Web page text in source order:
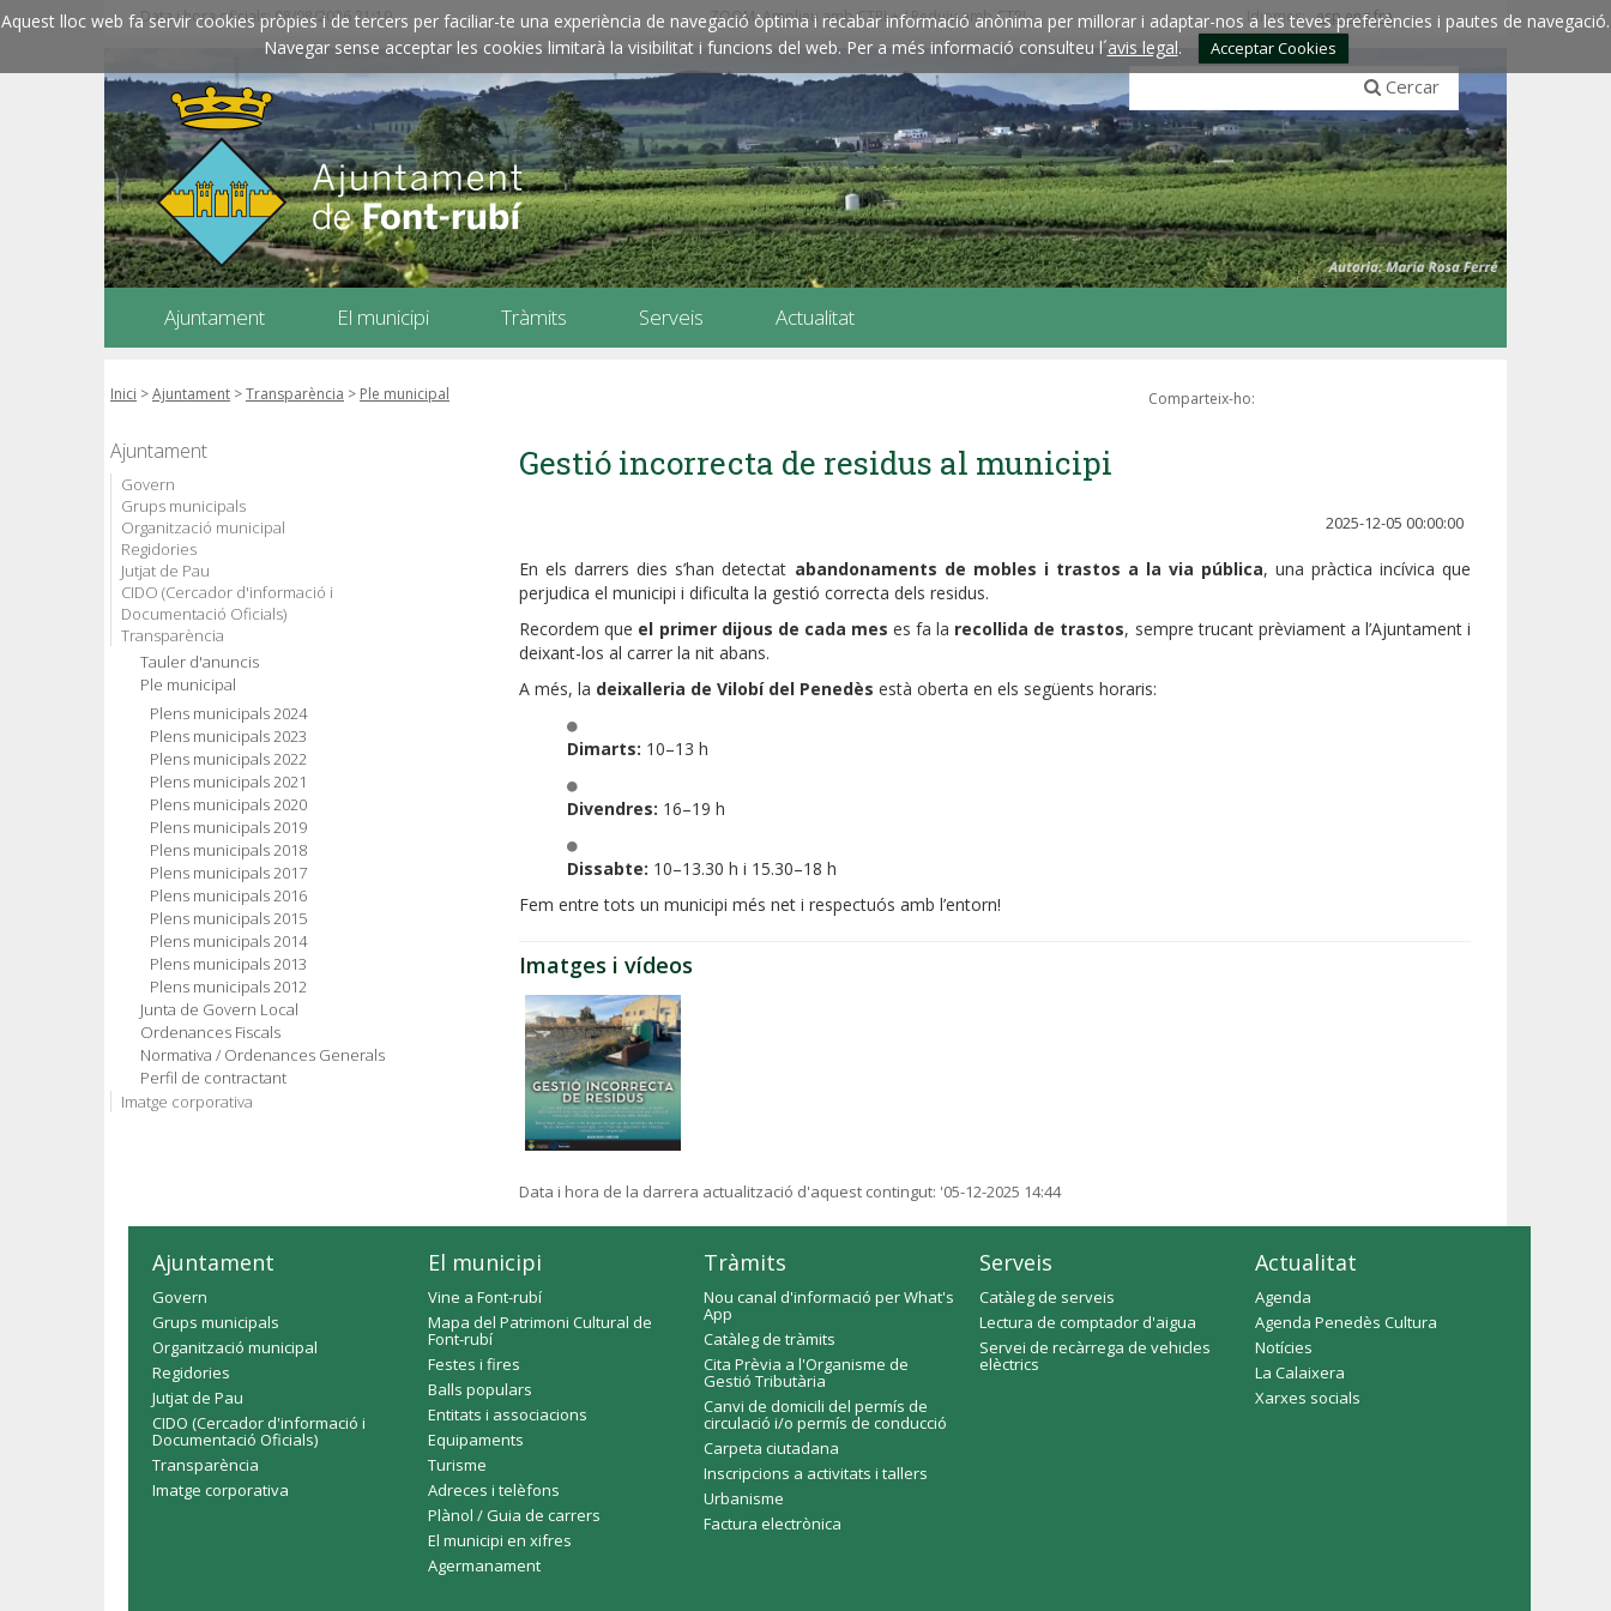
Aquest lloc web fa servir cookies pròpies i de tercers per faciliar-te una experiència de navegació òptima i recabar informació anònima per millorar i adaptar-nos a les teves preferències i pautes de navegació.
Navegar sense acceptar les cookies limitarà la visibilitat i funcions del web. Per a més informació consulteu l´avis legal. Acceptar Cookies
Data i hora oficials: 08/08/2026 21:19 ZOOM: Amplieu amb CTRL+ / Reduïu amb CTRL- Idiomes:esp engfra
Cercar
Ajuntament El municipi Tràmits Serveis Actualitat
Inici >Ajuntament >Transparència > Ple municipal Comparteix-ho:
Ajuntament
Govern
Grups municipals
Organització municipal
Regidories
Jutjat de Pau
CIDO (Cercador d'informació i
Documentació Oficials)
Transparència
Tauler d'anuncis
Ple municipal
Plens municipals 2024
Plens municipals 2023
Plens municipals 2022
Plens municipals 2021
Plens municipals 2020
Plens municipals 2019
Plens municipals 2018
Plens municipals 2017
Plens municipals 2016
Plens municipals 2015
Plens municipals 2014
Plens municipals 2013
Plens municipals 2012
Junta de Govern Local
Ordenances Fiscals
Normativa / Ordenances Generals
Perfil de contractant
Imatge corporativa
Gestió incorrecta de residus al municipi
2025-12-05 00:00:00
En els darrers dies s’han detectat abandonaments de mobles i trastos a la via pública, una pràctica incívica que
perjudica el municipi i dificulta la gestió correcta dels residus.
Recordem que el primer dijous de cada mes es fa la recollida de trastos, sempre trucant prèviament a l’Ajuntament i
deixant-los al carrer la nit abans.
A més, la deixalleria de Vilobí del Penedès està oberta en els següents horaris:
Dimarts: 10–13 h
Divendres: 16–19 h
Dissabte: 10–13.30 h i 15.30–18 h
Fem entre tots un municipi més net i respectuós amb l’entorn!
Imatges i vídeos
Data i hora de la darrera actualització d'aquest contingut: '05-12-2025 14:44
Ajuntament
Govern
Grups municipals
Organització municipal
Regidories
Jutjat de Pau
CIDO (Cercador d'informació i
Documentació Oficials)
Transparència
Imatge corporativa
El municipi
Vine a Font-rubí
Mapa del Patrimoni Cultural de
Font-rubí
Festes i fires
Balls populars
Entitats i associacions
Equipaments
Turisme
Adreces i telèfons
Plànol / Guia de carrers
El municipi en xifres
Agermanament
Tràmits
Nou canal d'informació per What's
App
Catàleg de tràmits
Cita Prèvia a l'Organisme de
Gestió Tributària
Canvi de domicili del permís de
circulació i/o permís de conducció
Carpeta ciutadana
Inscripcions a activitats i tallers
Urbanisme
Factura electrònica
Serveis
Catàleg de serveis
Lectura de comptador d'aigua
Servei de recàrrega de vehicles
elèctrics
Actualitat
Agenda
Agenda Penedès Cultura
Notícies
La Calaixera
Xarxes socials